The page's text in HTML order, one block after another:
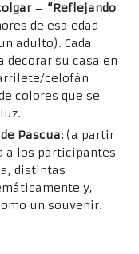
– “Reflejando
de esa edad
adulto). Cada
decorar su casa en
celofán
colores que se
Pascua: (a partir
a los participantes
distintas
y,
un souvenir.